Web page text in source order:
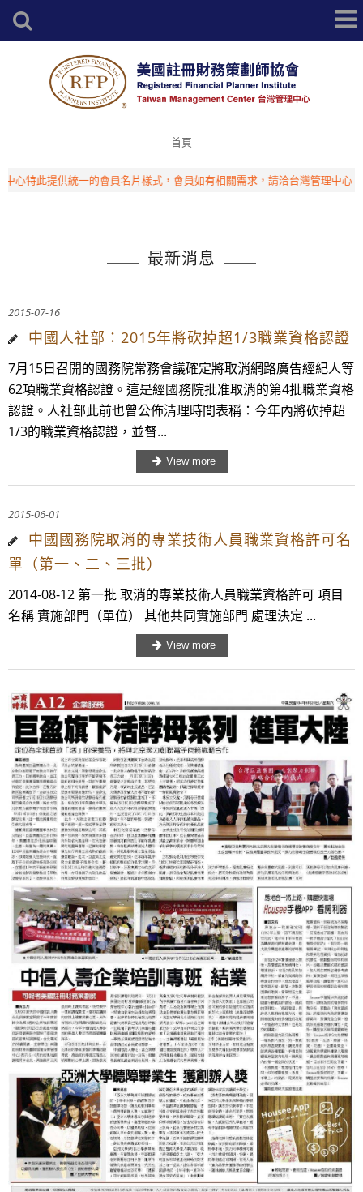
首頁
供統一的會員名片樣式，會員如有相關需求，請洽台灣管理中心！ 重大消
最新消息
2015-07-16
中國人社部：2015年將砍掉超1/3職業資格認證
7月15日召開的國務院常務會議確定將取消網路廣告經紀人等
62項職業資格認證。這是經國務院批准取消的第4批職業資格
認證。人社部此前也曾公佈清理時間表稱：今年內將砍掉超
1/3的職業資格認證，並督...
2015-06-01
中國國務院取消的專業技術人員職業資格許可名
單（第一、二、三批）
2014-08-12 第一批 取消的專業技術人員職業資格許可 項目
名稱 實施部門（單位） 其他共同實施部門 處理決定 ...